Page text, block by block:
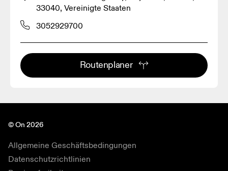
33040, Vereinigte Staaten
3052929700
Routenplaner
© On 2026
Allgemeine Geschäftsbedingungen
Datenschutzrichtlinien